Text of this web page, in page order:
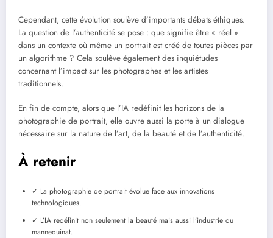
Cependant, cette évolution soulève d’importants débats éthiques.
La question de l’authenticité se pose : que signifie être « réel »
dans un contexte où même un portrait est créé de toutes pièces par
un algorithme ? Cela soulève également des inquiétudes
concernant l’impact sur les photographes et les artistes
traditionnels.
En fin de compte, alors que l’IA redéfinit les horizons de la
photographie de portrait, elle ouvre aussi la porte à un dialogue
nécessaire sur la nature de l’art, de la beauté et de l’authenticité.
À retenir
✓ La photographie de portrait évolue face aux innovations
technologiques.
✓ L’IA redéfinit non seulement la beauté mais aussi l’industrie du
mannequinat.